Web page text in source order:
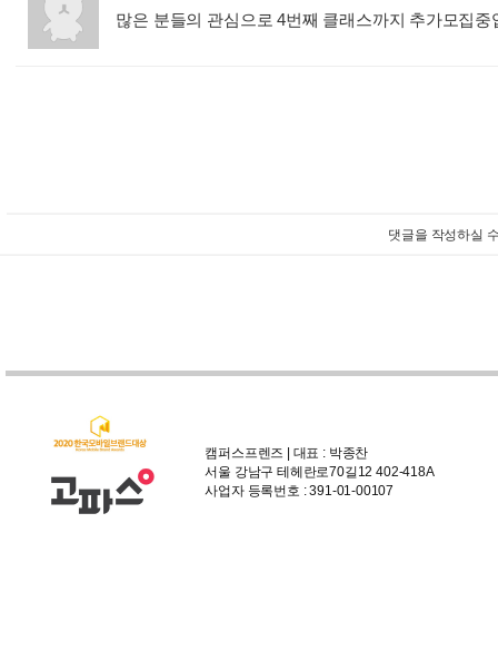
많은 분들의 관심으로 4번째 클래스까지 추가모집
댓글을 작성하실
캠퍼스프렌즈 | 대표 : 박종찬
서울 강남구 테헤란로70길12 402-418A
사업자 등록번호 : 391-01-00107